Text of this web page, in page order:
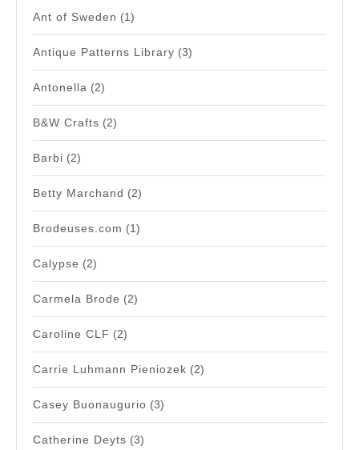
Ant of Sweden (1)
Antique Patterns Library (3)
Antonella (2)
B&W Crafts (2)
Barbi (2)
Betty Marchand (2)
Brodeuses.com (1)
Calypse (2)
Carmela Brode (2)
Caroline CLF (2)
Carrie Luhmann Pieniozek (2)
Casey Buonaugurio (3)
Catherine Deyts (3)